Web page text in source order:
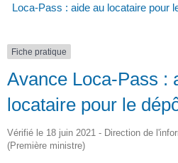
Loca-Pass : aide au locataire pour
Fiche pratique
Avance Loca-Pass :
locataire pour le
Vérifié le 18 juin 2021 - Direction de
(Première ministre)